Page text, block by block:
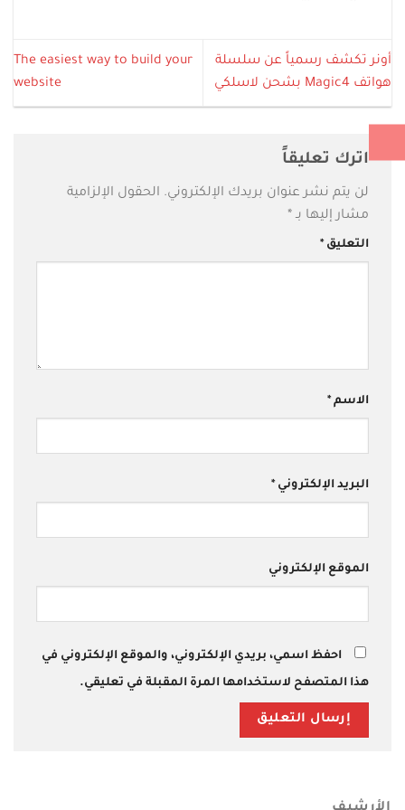
أونر تكشف رسمياً عن سلسلة
هواتف Magic4 بشحن لاسلكي
The easiest way to build your
website
اترك تعليقاً
لن يتم نشر عنوان بريدك الإلكتروني. الحقول الإلزامية
مشار إليها بـ *
التعليق *
الاسم *
البريد الإلكتروني *
الموقع الإلكتروني
احفظ اسمي، بريدي الإلكتروني، والموقع الإلكتروني في
هذا المتصفح لاستخدامها المرة المقبلة في تعليقي.